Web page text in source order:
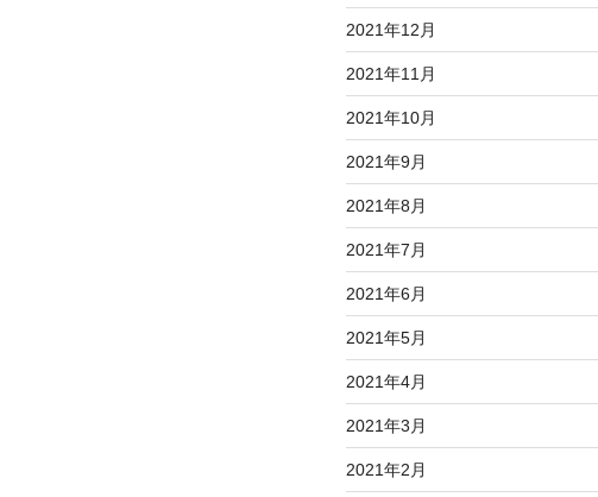
2021年12月
2021年11月
2021年10月
2021年9月
2021年8月
2021年7月
2021年6月
2021年5月
2021年4月
2021年3月
2021年2月